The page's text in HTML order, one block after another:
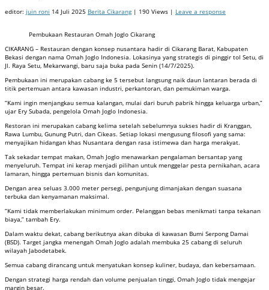
editor: juin roni 14 Juli 2025 Berita Cikarang| 190 Views | Leave a response
Pembukaan Restauran Omah Joglo Cikarang
CIKARANG – Restauran dengan konsep nusantara hadir di Cikarang Barat, Kabupaten
Bekasi dengan nama Omah Joglo Indonesia. Lokasinya yang strategis di pinggir tol Setu, di
Jl. Raya Setu, Mekarwangi, baru saja buka pada Senin (14/7/2025).
Pembukaan ini merupakan cabang ke 5 tersebut langsung naik daun lantaran berada di
titik pertemuan antara kawasan industri, perkantoran, dan pemukiman warga.
“Kami ingin menjangkau semua kalangan, mulai dari buruh pabrik hingga keluarga urban,”
ujar Ery Subada, pengelola Omah Joglo Indonesia.
Restoran ini merupakan cabang kelima setelah sebelumnya sukses hadir di Kranggan,
Rawa Lumbu, Gunung Putri, dan Cikeas. Setiap lokasi mengusung filosofi yang sama:
menyajikan hidangan khas Nusantara dengan rasa istimewa dan harga merakyat.
Tak sekadar tempat makan, Omah Joglo menawarkan pengalaman bersantap yang
menyeluruh. Tempat ini kerap menjadi pilihan untuk menggelar pesta pernikahan, acara
lamaran, hingga pertemuan bisnis dan komunitas.
Dengan area seluas 3.000 meter persegi, pengunjung dimanjakan dengan suasana
terbuka dan kenyamanan maksimal.
“Kami tidak memberlakukan minimum order. Pelanggan bebas menikmati tanpa tekanan
biaya,” tambah Ery.
Dalam waktu dekat, cabang berikutnya akan dibuka di kawasan Bumi Serpong Damai
(BSD). Target jangka menengah Omah Joglo adalah membuka 25 cabang di seluruh
wilayah Jabodetabek.
Semua cabang dirancang untuk menyatukan konsep kuliner, budaya, dan kebersamaan.
Dengan strategi harga rendah dan volume penjualan tinggi, Omah Joglo tidak mengejar
margin besar.